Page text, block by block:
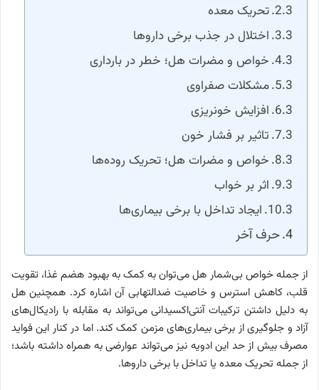
تحریک معده
اختلال در جذب برخی داروها
خواص و مضرات هل؛ خطر در بارداری
مشکلات صفراوی
افزایش خونریزی
تاثیر بر فشار خون
خواص و مضرات هل؛ تحریک روده‌ها
اثر بر خواب
ایجاد تداخل با برخی بیماری‌ها
حرف آخر
از جمله خواص بی‌شمار هل می‌توان به کمک به بهبود هضم غذا، تقویت
قلب، کاهش استرس و خاصیت ضدالتهابی آن اشاره کرد. همچنین هل
به دلیل داشتن ترکیبات آنتی‌اکسیدانی می‌تواند به مقابله با رادیکال‌های
آزاد و جلوگیری از برخی بیماری‌های مزمن کمک کند. اما در کنار این فواید
مصرف بیش از حد این ادویه نیز می‌تواند عوارضی به همراه داشته باشد؛
از جمله تحریک معده یا تداخل با برخی داروها.